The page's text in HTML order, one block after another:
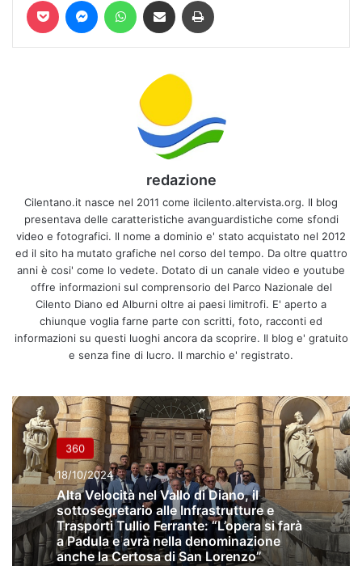
redazione
Cilentano.it nasce nel 2011 come ilcilento.altervista.org. Il blog
presentava delle caratteristiche avanguardistiche come sfondi
video e fotografici. Il nome a dominio e' stato acquistato nel 2012
ed il sito ha mutato grafiche nel corso del tempo. Da oltre quattro
anni è cosi' come lo vedete. Dotato di un canale video e youtube
offre informazioni sul comprensorio del Parco Nazionale del
Cilento Diano ed Alburni oltre ai paesi limitrofi. E' aperto a
chiunque voglia farne parte con scritti, foto, racconti ed
informazioni su questi luoghi ancora da scoprire. Il blog e' gratuito
e senza fine di lucro. Il marchio e' registrato.
360
18/10/2024
Alta Velocità nel Vallo di Diano, il
sottosegretario alle Infrastrutture e
Trasporti Tullio Ferrante: “L’opera si farà
a Padula e avrà nella denominazione
anche la Certosa di San Lorenzo”